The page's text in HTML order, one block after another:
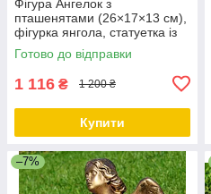
Фігура Ангелок з
пташенятами (26×17×13 см),
фігурка янгола, статуетка із
полістоуну
Готово до відправки
1 116 ₴ 1 200 ₴
Купити
–7%